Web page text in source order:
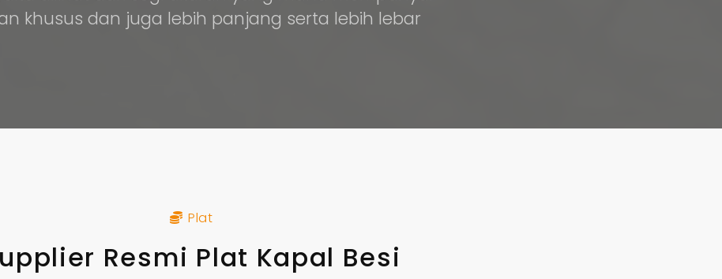
khusus dan juga lebih panjang serta lebih lebar
Plat
Resmi Plat Kapal Besi